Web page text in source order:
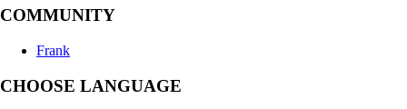
COMMUNITY
Frank
CHOOSE LANGUAGE